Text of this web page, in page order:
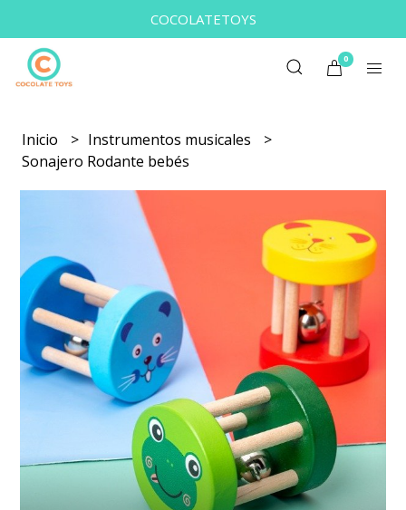
COCOLATETOYS
0
Inicio
Instrumentos musicales
Sonajero Rodante bebés